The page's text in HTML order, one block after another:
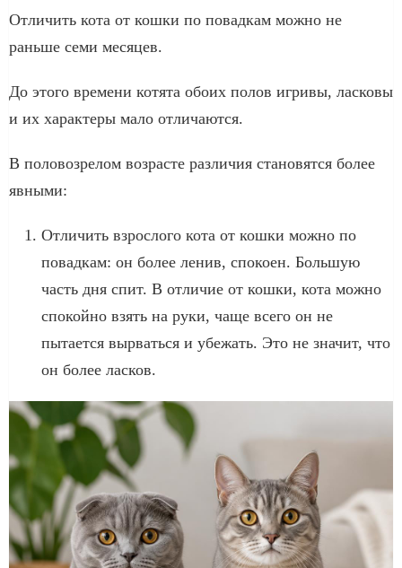
Отличить кота от кошки по повадкам можно не
раньше семи месяцев.
До этого времени котята обоих полов игривы, ласковы
и их характеры мало отличаются.
В половозрелом возрасте различия становятся более
явными:
Отличить взрослого кота от кошки можно по
повадкам: он более ленив, спокоен. Большую
часть дня спит. В отличие от кошки, кота можно
спокойно взять на руки, чаще всего он не
пытается вырваться и убежать. Это не значит, что
он более ласков.